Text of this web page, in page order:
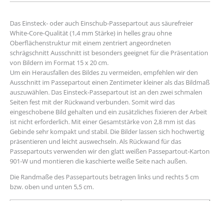
Das Einsteck- oder auch Einschub-Passepartout aus säurefreier
White-Core-Qualität (1,4 mm Stärke) in helles grau ohne
Oberflächenstruktur mit einem zentriert angeordneten
schrägschnitt Ausschnitt ist besonders geeignet für die Präsentation
von Bildern im Format 15 x 20 cm.
Um ein Herausfallen des Bildes zu vermeiden, empfehlen wir den
Ausschnitt im Passepartout einen Zentimeter kleiner als das Bildmaß
auszuwählen. Das Einsteck-Passepartout ist an den zwei schmalen
Seiten fest mit der Rückwand verbunden. Somit wird das
eingeschobene Bild gehalten und ein zusätzliches fixieren der Arbeit
ist nicht erforderlich. Mit einer Gesamtstärke von 2,8 mm ist das
Gebinde sehr kompakt und stabil. Die Bilder lassen sich hochwertig
präsentieren und leicht auswechseln. Als Rückwand für das
Passepartouts verwenden wir den glatt weißen Passepartout-Karton
901-W und montieren die kaschierte weiße Seite nach außen.
Die Randmaße des Passepartouts betragen links und rechts 5 cm
bzw. oben und unten 5,5 cm.